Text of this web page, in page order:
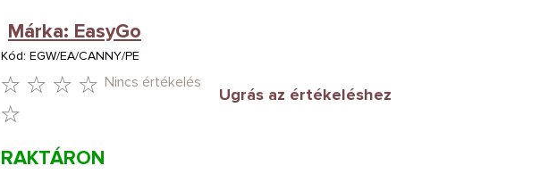
TERMÉK
Nincs értékelés
Ugrás az értékeléshez
Kód: EGW/EA/CANNY/PE
Márka: EasyGo
RAKTÁRON